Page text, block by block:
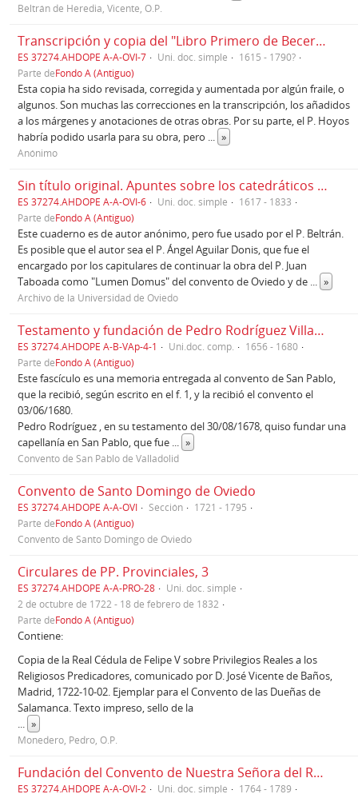
Beltrán de Heredia, Vicente, O.P.
Transcripción y copia del "Libro Primero de Becerro que se encuentra en este convento de Oviedo, año 1615". Alcanza hasta fines del siglo XVIII. Se remitió al P. Rvmo. el 1668
ES 37274.AHDOPE A-A-OVI-7 Uni. doc. simple
1615 - 1790?
Parte deFondo A (Antiguo)
Esta copia ha sido revisada, corregida y aumentada por algún fraile, o
algunos. Son muchas las correcciones en la transcripción, los añadidos
a los márgenes y anotaciones de otras obras. Por su parte, el P. Hoyos
habría podido usarla para su obra, pero ... »
Anónimo
Sin título original. Apuntes sobre los catedráticos dominicos en la universidad de Oviedo y algunas Actas de Claustros,1608-1636.
ES 37274.AHDOPE A-A-OVI-6 Uni. doc. simple
1617 - 1833
Parte deFondo A (Antiguo)
Este cuaderno es de autor anónimo, pero fue usado por el P. Beltrán.
Es posible que el autor sea el P. Ángel Aguilar Donis, que fue el
encargado por los capitulares de continuar la obra del P. Juan
Taboada como "Lumen Domus" del convento de Oviedo y de ... »
Archivo de la Universidad de Oviedo
Testamento y fundación de Pedro Rodríguez Villanueva y cartas de pago de reparaciones de casas (1656-1680)
ES 37274.AHDOPE A-B-VAp-4-1 Uni.doc. comp.
1656 - 1680
Parte deFondo A (Antiguo)
Este fascículo es una memoria entregada al convento de San Pablo,
que la recibió, según escrito en el f. 1, y la recibió el convento el
03/06/1680.
Pedro Rodríguez , en su testamento del 30/08/1678, quiso fundar una
capellanía en San Pablo, que fue ... »
Convento de San Pablo de Valladolid
Convento de Santo Domingo de Oviedo
ES 37274.AHDOPE A-A-OVI Sección
1721 - 1795
Parte deFondo A (Antiguo)
Convento de Santo Domingo de Oviedo
Circulares de PP. Provinciales, 3
ES 37274.AHDOPE A-A-PRO-28
Uni. doc. simple
2 de octubre de 1722 - 18 de febrero de 1832
Parte deFondo A (Antiguo)
Contiene:
Copia de la Real Cédula de Felipe V sobre Privilegios Reales a los
Religiosos Predicadores, comunicado por D. José Vicente de Baños,
Madrid, 1722-10-02. Ejemplar para el Convento de las Dueñas de
Salamanca. Texto impreso, sello de la
... »
Monedero, Pedro, O.P.
Fundación del Convento de Nuestra Señora del Rosario, Orden de Predicadores, de la ciudad de Oviedo, successos memorables de su principio..., vida de su fundador, bienhechores especiales que tubo....,utilidades grandes que se siguieron al común de su fundación..., hijos insigne en santidad y letras..., con todas las cosas memorables que ubo y ai en él, desde sus principios asta los tiempos presentes, que es a principios de el año de 1764.
ES 37274.AHDOPE A-A-OVI-2 Uni. doc. simple 1764 - 1789